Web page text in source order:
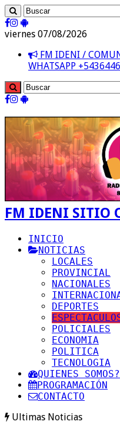
viernes 07/08/2026
FM IDENI /
WHATSAPP
FM IDENI SITIO
INICIO
NOTICIAS
LOCALES
PROVINCIAL
NACIONALES
DEPORTES
POLICIALES
ECONOMIA
POLITICA
TECNOLOGIA
QUIENES SOMOS?
PROGRAMACIÓN
CONTACTO
Ultimas Noticias